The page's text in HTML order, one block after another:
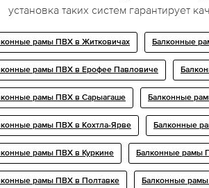
установка таких систем гарантирует
рамы ПВХ в Житковичах Балконные
рамы ПВХ в Ерофее Павловиче
рамы ПВХ в Сарыагаше Балконные
рамы ПВХ в Кохтла-Ярве Балконные
рамы ПВХ в Куркине Балконные рамы
рамы ПВХ в Полтавке Балконные